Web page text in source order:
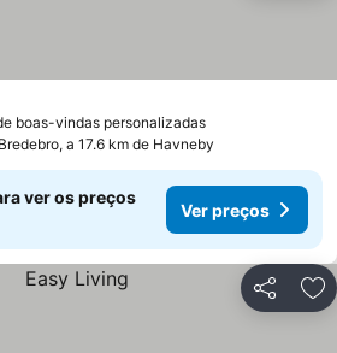
boas-vindas personalizadas
Bredebro, a 17.6 km de Havneby
ver os preços
Ver preços
Partilhar